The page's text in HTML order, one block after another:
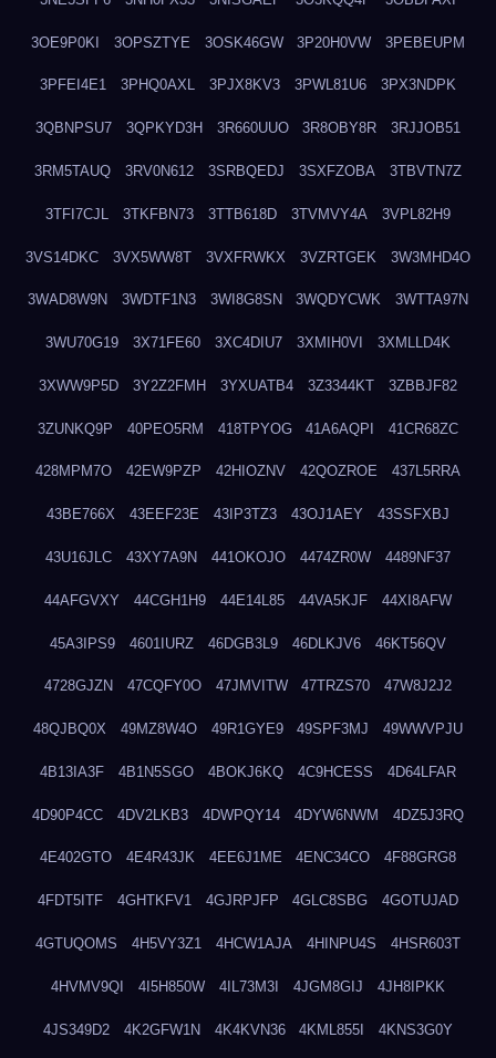
3OE9P0KI 3OPSZTYE 3OSK46GW 3P20H0VW 3PEBEUPM
3PFEI4E1 3PHQ0AXL 3PJX8KV3 3PWL81U6 3PX3NDPK
3QBNPSU7 3QPKYD3H 3R660UUO 3R8OBY8R 3RJJOB51
3RM5TAUQ 3RV0N612 3SRBQEDJ 3SXFZOBA 3TBVTN7Z
3TFI7CJL 3TKFBN73 3TTB618D 3TVMVY4A 3VPL82H9
3VS14DKC 3VX5WW8T 3VXFRWKX 3VZRTGEK 3W3MHD4O
3WAD8W9N 3WDTF1N3 3WI8G8SN 3WQDYCWK 3WTTA97N
3WU70G19 3X71FE60 3XC4DIU7 3XMIH0VI 3XMLLD4K
3XWW9P5D 3Y2Z2FMH 3YXUATB4 3Z3344KT 3ZBBJF82
3ZUNKQ9P 40PEO5RM 418TPYOG 41A6AQPI 41CR68ZC
428MPM7O 42EW9PZP 42HIOZNV 42QOZROE 437L5RRA
43BE766X 43EEF23E 43IP3TZ3 43OJ1AEY 43SSFXBJ
43U16JLC 43XY7A9N 441OKOJO 4474ZR0W 4489NF37
44AFGVXY 44CGH1H9 44E14L85 44VA5KJF 44XI8AFW
45A3IPS9 4601IURZ 46DGB3L9 46DLKJV6 46KT56QV
4728GJZN 47CQFY0O 47JMVITW 47TRZS70 47W8J2J2
48QJBQ0X 49MZ8W4O 49R1GYE9 49SPF3MJ 49WWVPJU
4B13IA3F 4B1N5SGO 4BOKJ6KQ 4C9HCESS 4D64LFAR
4D90P4CC 4DV2LKB3 4DWPQY14 4DYW6NWM 4DZ5J3RQ
4E402GTO 4E4R43JK 4EE6J1ME 4ENC34CO 4F88GRG8
4FDT5ITF 4GHTKFV1 4GJRPJFP 4GLC8SBG 4GOTUJAD
4GTUQOMS 4H5VY3Z1 4HCW1AJA 4HINPU4S 4HSR603T
4HVMV9QI 4I5H850W 4IL73M3I 4JGM8GIJ 4JH8IPKK
4JS349D2 4K2GFW1N 4K4KVN36 4KML855I 4KNS3G0Y